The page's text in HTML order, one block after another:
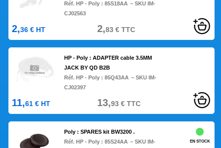
Réf. HP - Poly :85S18AA – SKU IM-
CJ02563
2,36 € HT 2,83€TTC
HP - Poly : ADAPTER cable 3.5MM
JACK BY QD B2B
Réf. HP - Poly :85Q43AA – SKU IM-
CJ02397
11,61 € HT 13,93€TTC
Poly : SPARES kit BW3200 .
Réf. HP - Poly :85S24AA – SKU IM-
EN STOCK